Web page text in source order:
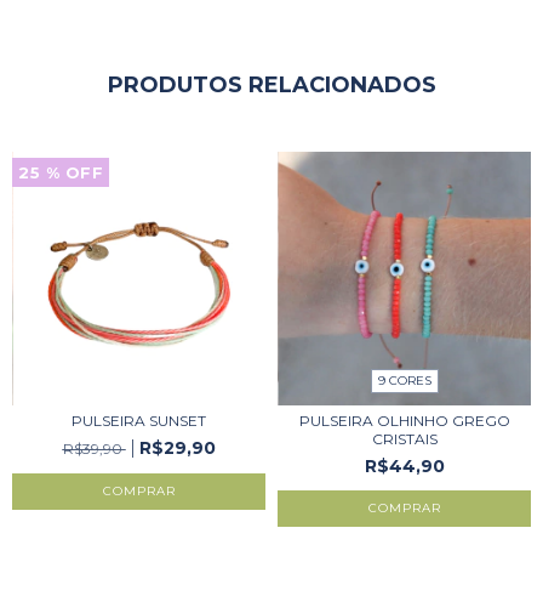
PRODUTOS RELACIONADOS
25 % OFF
PULSEIRA SUNSET
R$39,90
R$29,90
9 CORES
PULSEIRA OLHINHO GREGO
CRISTAIS
R$44,90
COMPRAR